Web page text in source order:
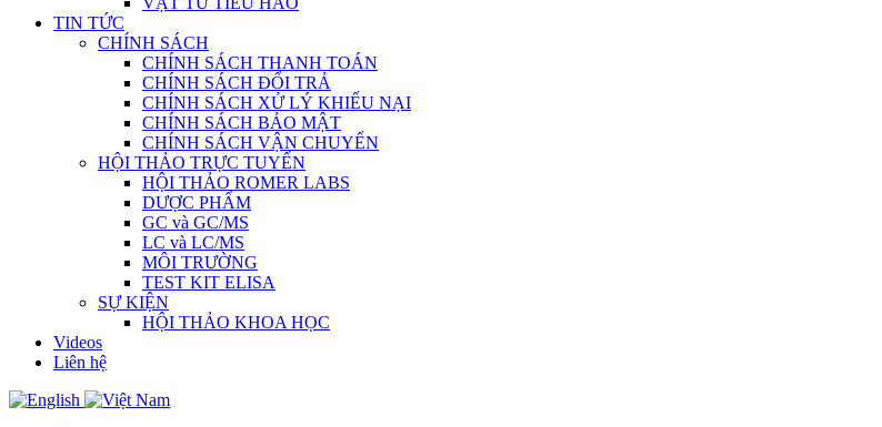
TIN TỨC
CHÍNH SÁCH
CHÍNH SÁCH THANH TOÁN
CHÍNH SÁCH ĐỔI TRẢ
CHÍNH SÁCH XỬ LÝ KHIẾU NẠI
CHÍNH SÁCH BẢO MẬT
CHÍNH SÁCH VẬN CHUYỂN
HỘI THẢO TRỰC TUYẾN
HỘI THẢO ROMER LABS
DƯỢC PHẨM
GC và GC/MS
LC và LC/MS
MÔI TRƯỜNG
TEST KIT ELISA
SỰ KIỆN
HỘI THẢO KHOA HỌC
Videos
Liên hệ